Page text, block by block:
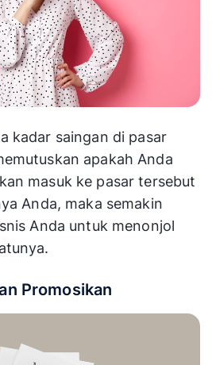
kadar saingan di pasar
apakah Anda
masuk ke pasar tersebut
Anda, maka semakin
Anda untuk menonjol
Promosikan